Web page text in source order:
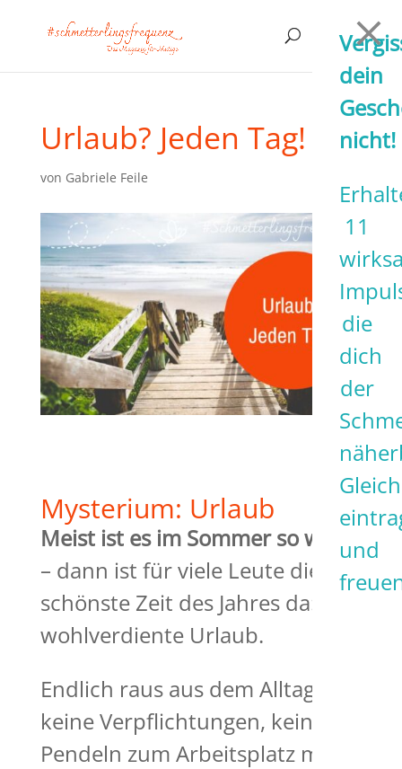
Urlaub? Jeden Tag!
von Gabriele Feile
Mysterium: Urlaub
Meist ist es im Sommer so weit
– dann ist für viele Leute die
schönste Zeit des Jahres da: der
wohlverdiente Urlaub.
Endlich raus aus dem Alltag,
keine Verpflichtungen, kein
Pendeln zum Arbeitsplatz mit
dein
nicht!
11
die
dich
der
Gleich
und